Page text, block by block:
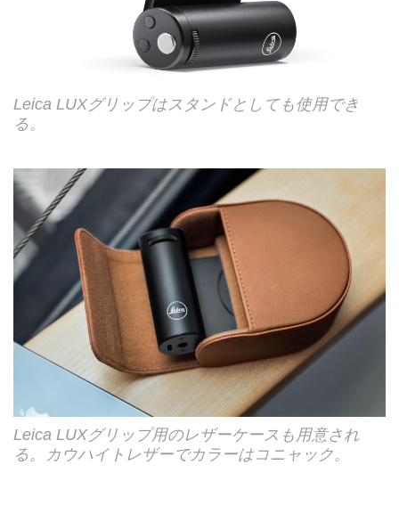
Leica LUXグリップはスタンドとしても使用でき
る。
Leica LUXグリップ用のレザーケースも用意され
る。カウハイトレザーでカラーはコニャック。